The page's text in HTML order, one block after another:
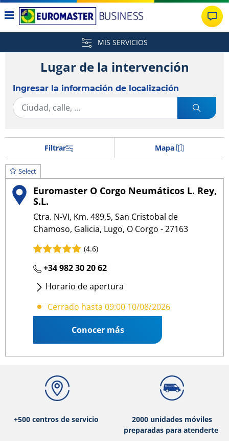
MIS SERVICIOS
Lugar de la intervención
Ingresar la información de localización
Filtrar Mapa
Select
Euromaster O Corgo Neumáticos L. Rey,
S.L.
Ctra. N-VI, Km. 489,5, San Cristobal de
Chamoso, Galicia, Lugo, O Corgo - 27163
(4.6)
+34 982 30 20 62
Horario de apertura
Lunes- Viernes: 09:00 13:00/15:30 19:30
Cerrado hasta 09:00 10/08/2026
Conocer más
+500 centros de servicio
2000 unidades móviles
preparadas para atenderte